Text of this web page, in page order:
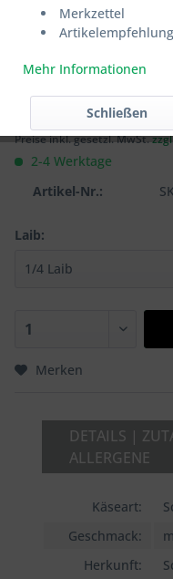
Der besondere Raclette
48,75 € *
1.25 Kilogramm
Preise inkl. gesetzl. MwSt.
2-4 Werktage
Artikel-Nr.:
Laib:
Merken
DETAILS |
ALLERGENE
Käseart:
Geschmack:
Herkunft:
Merkzettel
Mehr Informationen
Schließen